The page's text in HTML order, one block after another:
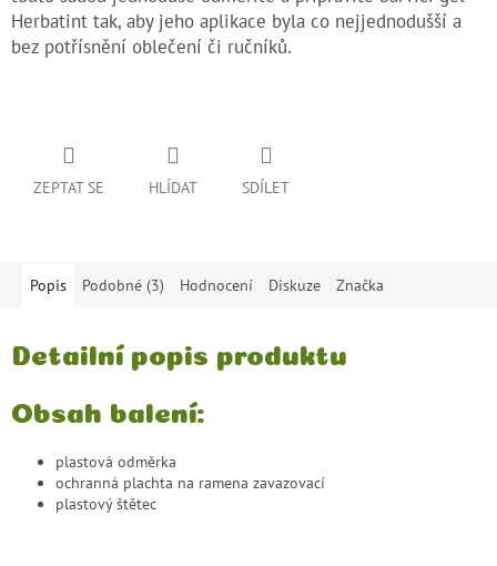
Herbatint tak, aby jeho aplikace byla co nejjednodušší a
bez potřísnění oblečení či ručníků.
ZEPTAT SE HLÍDAT SDÍLET
Popis Podobné (3) Hodnocení Diskuze Značka
Detailní popis produktu
Obsah balení:
plastová odměrka
ochranná plachta na ramena zavazovací
plastový štětec